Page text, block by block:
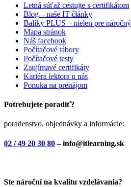
Letná súťaž cestujte s certifikátom
Blog – naše IT články
Balíky PLUS – nielen pre
Mapa stránok
Náš facebook
Počítačové tábory
Počítačové testy
Zaujímavé certifikáty
Kariéra lektora u nás
Ponuka na prenájom
Potrebujete poradiť?
poradenstvo, objednávky a informácie:
02 / 49 20 30 80– info@itlearning.sk
Ste nároční na kvalitu vzdelávania?